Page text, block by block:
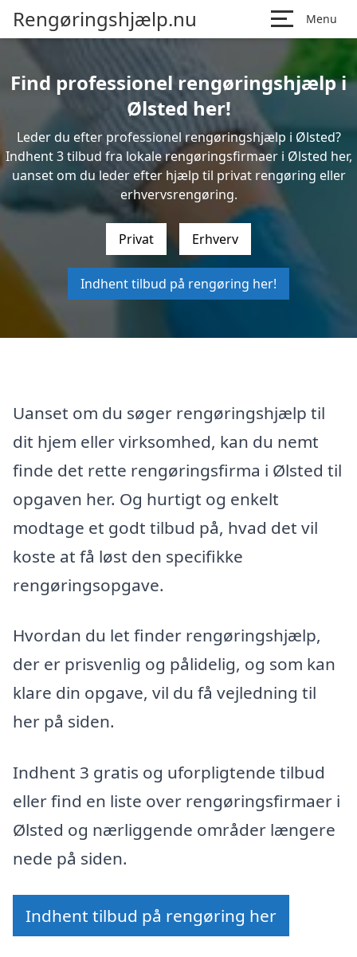
Rengøringshjælp.nu Menu
Find professionel rengøringshjælp i
Ølsted her!
Leder du efter professionel rengøringshjælp i Ølsted?
Indhent 3 tilbud fra lokale rengøringsfirmaer i Ølsted her,
uanset om du leder efter hjælp til privat rengøring eller
erhvervsrengøring.
Privat Erhverv
Indhent tilbud på rengøring her!
Uanset om du søger rengøringshjælp til
dit hjem eller virksomhed, kan du nemt
finde det rette rengøringsfirma i Ølsted til
opgaven her. Og hurtigt og enkelt
modtage et godt tilbud på, hvad det vil
koste at få løst den specifikke
rengøringsopgave.
Hvordan du let finder rengøringshjælp,
der er prisvenlig og pålidelig, og som kan
klare din opgave, vil du få vejledning til
her på siden.
Indhent 3 gratis og uforpligtende tilbud
eller find en liste over rengøringsfirmaer i
Ølsted og nærliggende områder længere
nede på siden.
Indhent tilbud på rengøring her